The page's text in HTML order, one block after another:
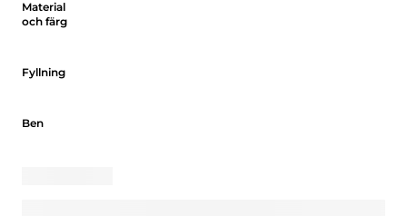
Material
och färg
Fyllning
Ben